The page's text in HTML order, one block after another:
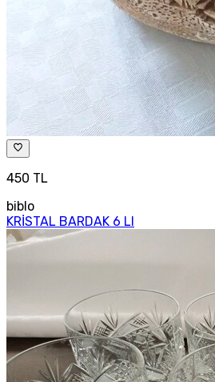
450 TL
biblo
KRİSTAL BARDAK 6 LI